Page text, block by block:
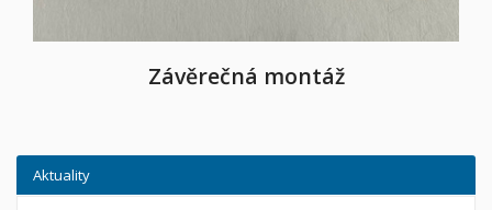
Závěrečná montáž
Aktuality